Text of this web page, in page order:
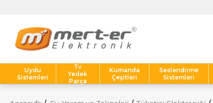
Uydu
Sistemleri
Tv
Yedek
Parça
Kumanda
Çeşitleri
Seslendirme
Sistemleri